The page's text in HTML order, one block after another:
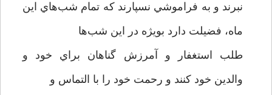
نبرند و به فراموشي نسپارند که تمام شب‌هاي اين
ماه، فضيلت دارد بويژه در اين شب‌ها
طلب استغفار و آمرزش گناهان براي خود و
والدين خود کنند و رحمت خود را با التماس و